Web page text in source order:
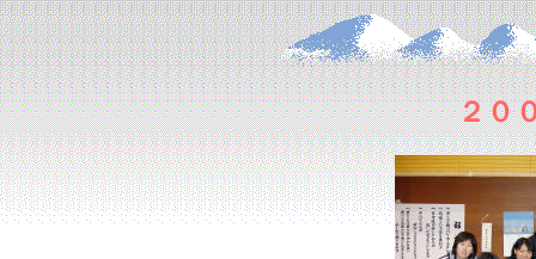
２０